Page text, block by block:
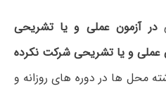
در آزمون عملی و یا تشریحی
عملی و یا تشریحی شرکت نکرده
محل ها در دوره های روزانه و